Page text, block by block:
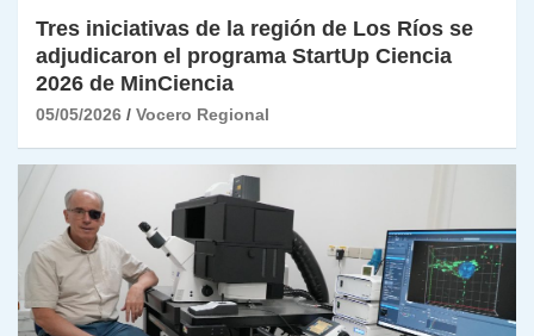
Tres iniciativas de la región de Los Ríos se
adjudicaron el programa StartUp Ciencia
2026 de MinCiencia
05/05/2026 Vocero Regional